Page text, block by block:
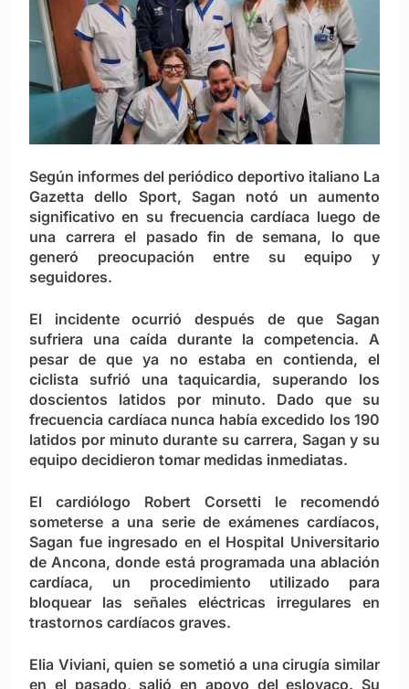
Según informes del periódico deportivo italiano La
Gazetta dello Sport, Sagan notó un aumento
significativo en su frecuencia cardíaca luego de
una carrera el pasado fin de semana, lo que
generó preocupación entre su equipo y
seguidores.
El incidente ocurrió después de que Sagan
sufriera una caída durante la competencia. A
pesar de que ya no estaba en contienda, el
ciclista sufrió una taquicardia, superando los
doscientos latidos por minuto. Dado que su
frecuencia cardíaca nunca había excedido los 190
latidos por minuto durante su carrera, Sagan y su
equipo decidieron tomar medidas inmediatas.
El cardiólogo Robert Corsetti le recomendó
someterse a una serie de exámenes cardíacos,
Sagan fue ingresado en el Hospital Universitario
de Ancona, donde está programada una ablación
cardíaca, un procedimiento utilizado para
bloquear las señales eléctricas irregulares en
trastornos cardíacos graves.
Elia Viviani, quien se sometió a una cirugía similar
en el pasado, salió en apoyo del eslovaco. Su